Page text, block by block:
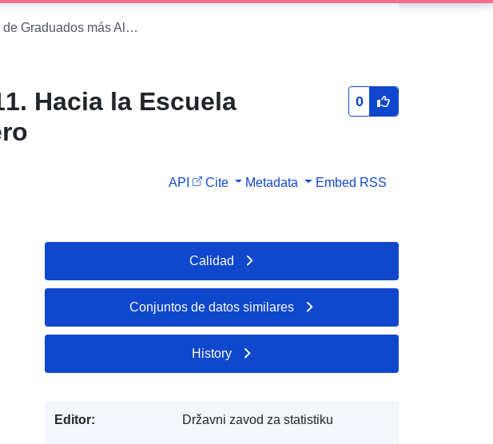
Censo de población 1961. - 2011. Hacia la Escuela de Graduados más Alta y Género
Hacia la Escuela
0
API Cite Metadata Embed RSS
Calidad
Conjuntos de datos similares
History
Editor: Državni zavod za statistiku